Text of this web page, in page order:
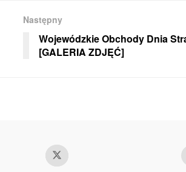
Następny
Wojewódzkie Obchody Dnia
[GALERIA ZDJĘĆ]